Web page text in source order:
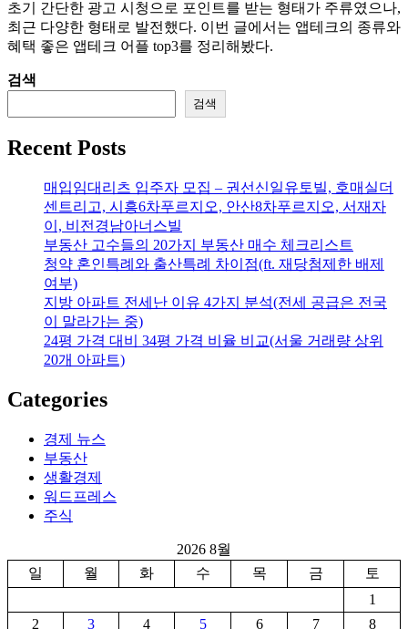
초기 간단한 광고 시청으로 포인트를 받는 형태가 주류였으나,
최근 다양한 형태로 발전했다. 이번 글에서는 앱테크의 종류와
혜택 좋은 앱테크 어플 top3를 정리해봤다.
검색
검색
Recent Posts
매입임대리츠 입주자 모집 – 권선신일유토빌, 호매실더
센트리고, 시흥6차푸르지오, 안산8차푸르지오, 서재자
이, 비전경남아너스빌
부동산 고수들의 20가지 부동산 매수 체크리스트
청약 혼인특례와 출산특례 차이점(ft. 재당첨제한 배제
여부)
지방 아파트 전세난 이유 4가지 분석(전세 공급은 전국
이 말라가는 중)
24평 가격 대비 34평 가격 비율 비교(서울 거래량 상위
20개 아파트)
Categories
경제 뉴스
부동산
생활경제
워드프레스
주식
2026 8월
일
월 화 수 목 금
토
1
2
3 4 5 6 7 8